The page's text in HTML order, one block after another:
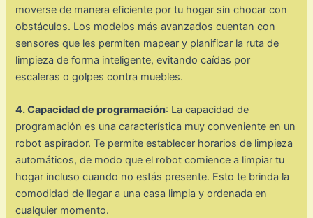
moverse de manera eficiente por tu hogar sin chocar con
obstáculos. Los modelos más avanzados cuentan con
sensores que les permiten mapear y planificar la ruta de
limpieza de forma inteligente, evitando caídas por
escaleras o golpes contra muebles.
4. Capacidad de programación: La capacidad de
programación es una característica muy conveniente en un
robot aspirador. Te permite establecer horarios de limpieza
automáticos, de modo que el robot comience a limpiar tu
hogar incluso cuando no estás presente. Esto te brinda la
comodidad de llegar a una casa limpia y ordenada en
cualquier momento.